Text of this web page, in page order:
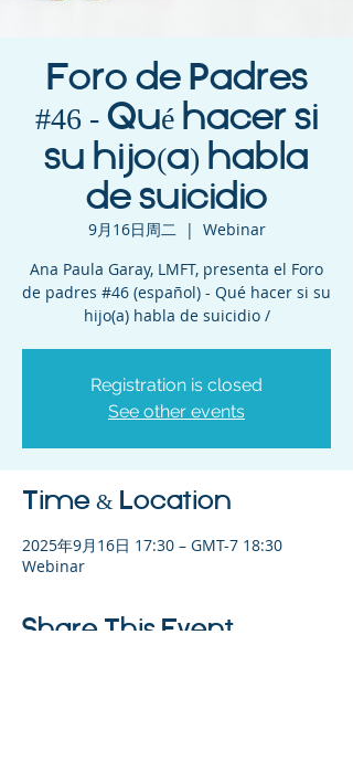
Foro de Padres
#46 - Qué hacer si
su hijo(a) habla
de suicidio
9月16日周二
  |
Webinar
Ana Paula Garay, LMFT, presenta el Foro
de padres #46 (español) - Qué hacer si su
hijo(a) habla de suicidio /
Registration is closed
See other events
Time & Location
2025年9月16日 17:30 – GMT-7 18:30
Webinar
Share This Event